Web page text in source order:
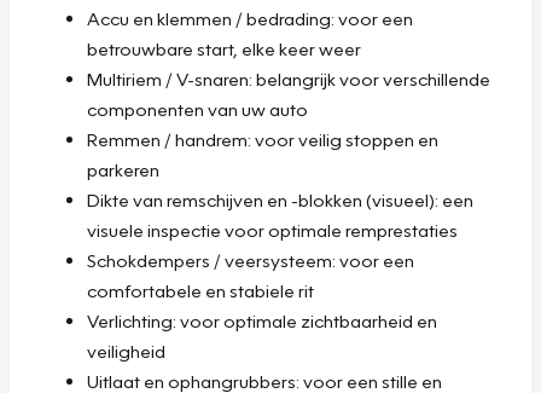
Accu en klemmen / bedrading: voor een
betrouwbare start, elke keer weer
Multiriem / V-snaren: belangrijk voor verschillende
componenten van uw auto
Remmen / handrem: voor veilig stoppen en
parkeren
Dikte van remschijven en -blokken (visueel): een
visuele inspectie voor optimale remprestaties
Schokdempers / veersysteem: voor een
comfortabele en stabiele rit
Verlichting: voor optimale zichtbaarheid en
veiligheid
Uitlaat en ophangrubbers: voor een stille en